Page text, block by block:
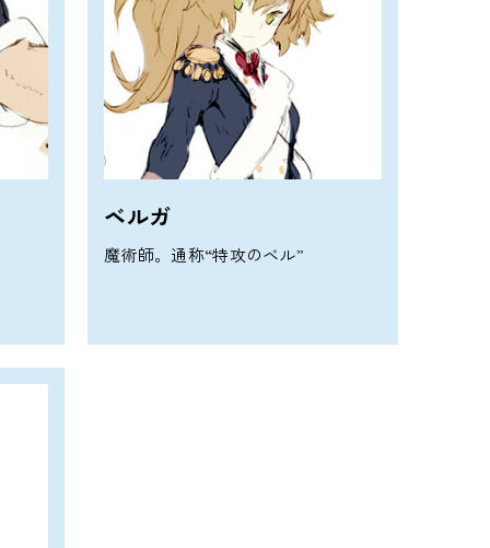
ベルガ
魔術師。通称“特攻のベル”